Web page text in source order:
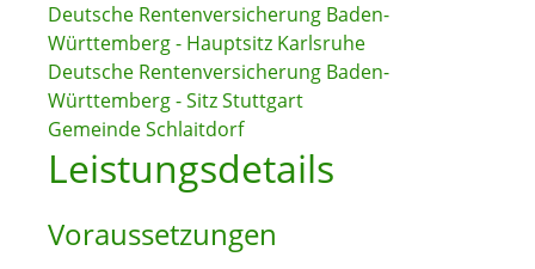
Deutsche Rentenversicherung Baden-
Württemberg - Hauptsitz Karlsruhe
Deutsche Rentenversicherung Baden-
Württemberg - Sitz Stuttgart
Gemeinde Schlaitdorf
Leistungsdetails
Voraussetzungen